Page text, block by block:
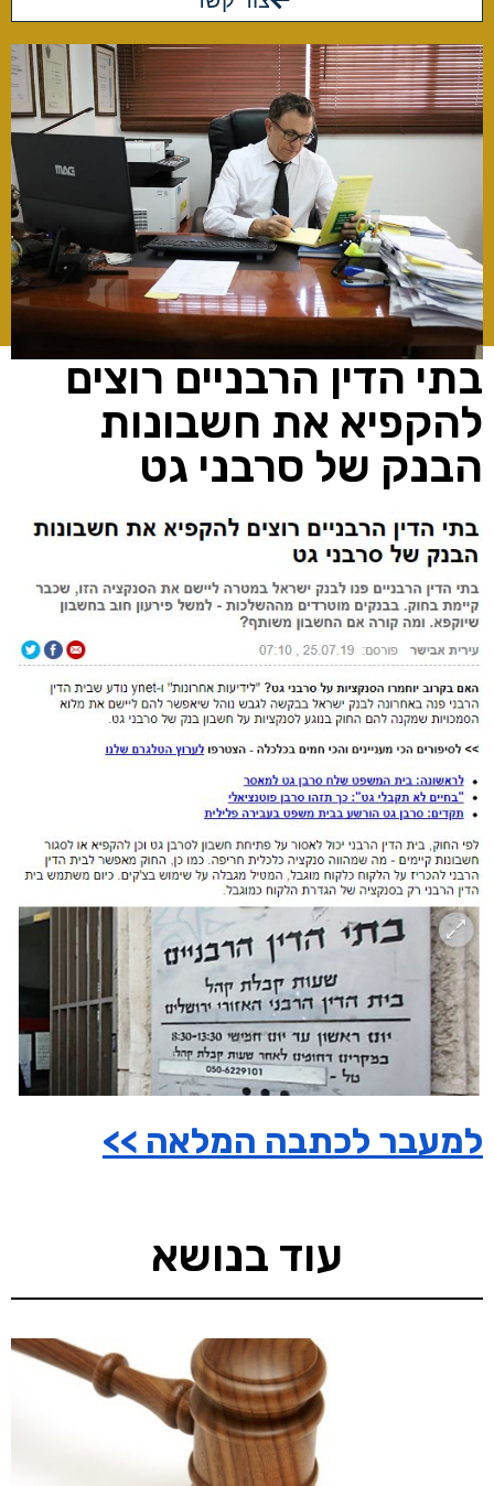
בתי הדין הרבניים רוצים
להקפיא את חשבונות
הבנק של סרבני גט
למעבר לכתבה המלאה >>
עוד בנושא